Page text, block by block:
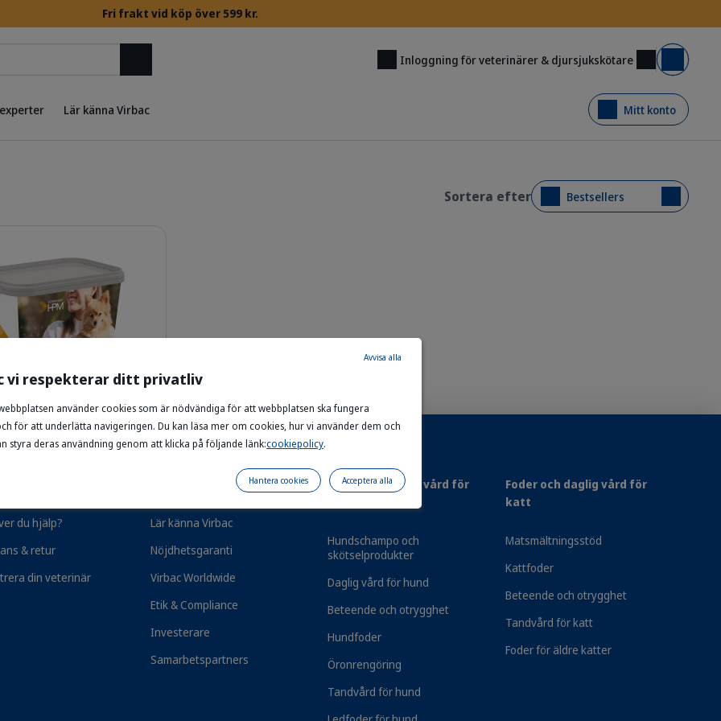
Fri frakt vid köp över 599 kr.
Inloggning för veterinärer & djursjukskötare Varukorg
Lär känna Virbac Mitt konto
Sortera efter Bestsellers
364034_HPM_Bucket-8L_right.png
| Praktisk
av torrfoder
kr Lägg i varukorgen
Leverans: 2–3 vardagar
du hjälp?
& retur
din veterinär
Lär känna Virbac
Nöjdhetsgaranti
Virbac Worldwide
Etik & Compliance
Investerare
Samarbetspartners
Foder och daglig vård för
Hundschampo och
skötselprodukter
Daglig vård för hund
Beteende och otrygghet
Hundfoder
Öronrengöring
Tandvård för hund
Foder och daglig vård för
katt
Matsmältningsstöd
Kattfoder
Beteende och otrygghet
Tandvård för katt
Foder för äldre katter
vi respekterar ditt privatliv
använder cookies som är nödvändiga för att webbplatsen ska fungera
för att underlätta navigeringen. Du kan läsa mer om cookies, hur vi använder dem och
styra deras användning genom att klicka på följande länk:cookiepolicy.
Avvisa alla
Acceptera alla
Hantera cookies